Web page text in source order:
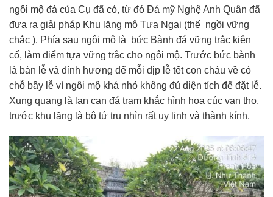
ngôi mộ đá của Cụ đã có, từ đó Đá mỹ Nghệ Anh Quân đã
đưa ra giải pháp Khu lăng mộ Tựa Ngai (thế ngồi vững
chắc ). Phía sau ngôi mộ là bức Bành đá vững trắc kiên
cố, làm điểm tựa vững trắc cho ngôi mộ. Trước bức bành
là bàn lễ và đỉnh hương để mỗi dịp lễ tết con cháu về có
chỗ bầy lễ vì ngôi mộ khá nhỏ không đủ diện tích để đặt lễ.
Xung quang là lan can đá trạm khắc hình hoa cúc vạn thọ,
trước khu lăng là bộ tứ trụ nhìn rất uy linh và thành kính.